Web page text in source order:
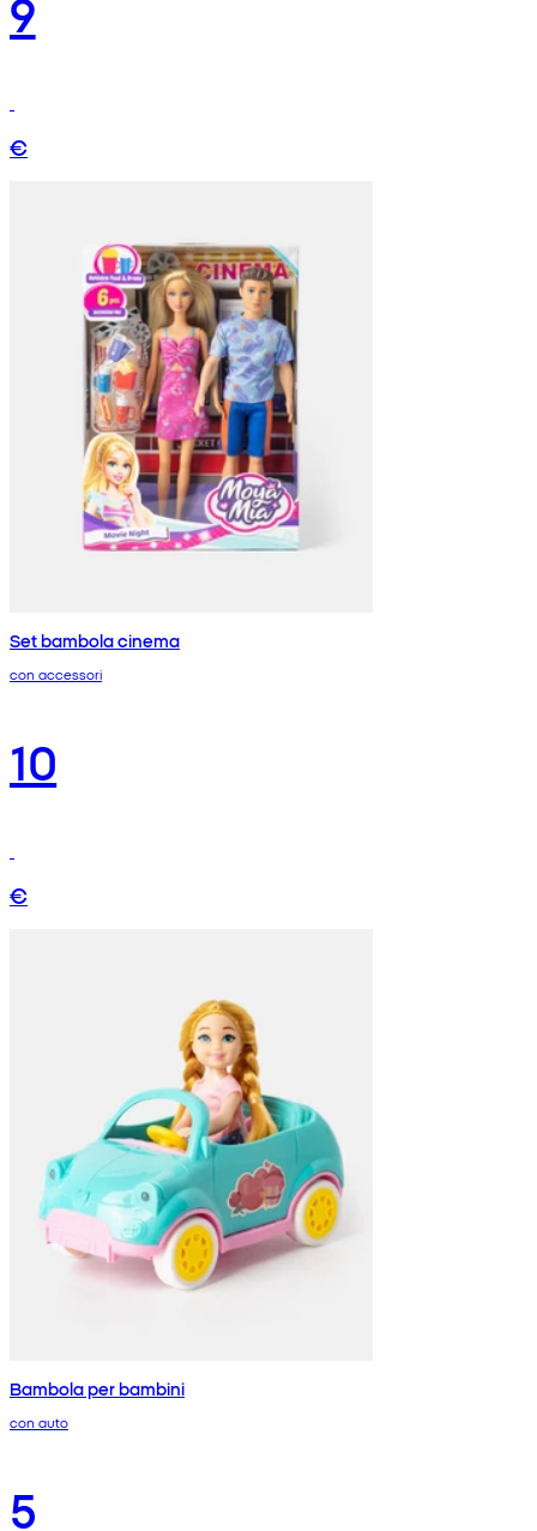
€
Set bambola cinema
con accessori
10
€
Bambola per bambini
con auto
5